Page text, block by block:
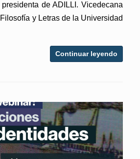
de ADILLI. Vicedecana
y Letras de la Universidad
Continuar leyendo